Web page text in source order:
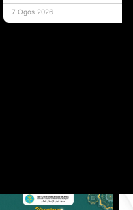
usaha
7 Ogos 2026